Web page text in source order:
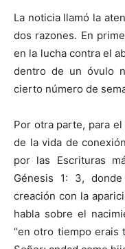
La noticia llamó la
dos razones. En
en la lucha contra el
dentro de un óvulo
cierto número de
Por otra parte, para
de la vida de
por las Escrituras
Génesis 1: 3,
creación con la
habla sobre el
“en otro tiempo erais